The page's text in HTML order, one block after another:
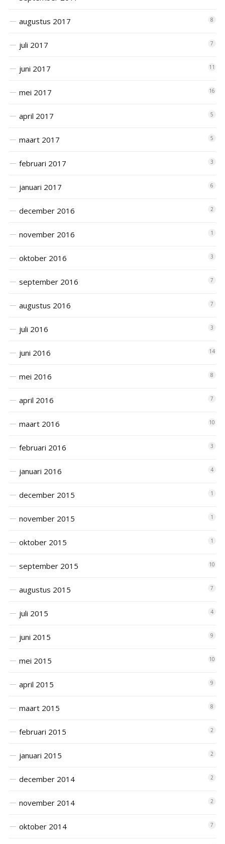
augustus 2017 8
juli 2017 7
juni 2017 11
mei 2017 16
april 2017 5
maart 2017 5
februari 2017 3
januari 2017 6
december 2016 2
november 2016 1
oktober 2016 3
september 2016 7
augustus 2016 7
juli 2016 3
juni 2016 14
mei 2016 8
april 2016 7
maart 2016 10
februari 2016 3
januari 2016 4
december 2015 1
november 2015 1
oktober 2015 1
september 2015 10
augustus 2015 7
juli 2015 4
juni 2015 9
mei 2015 10
april 2015 9
maart 2015 8
februari 2015 2
januari 2015 2
december 2014 2
november 2014 2
oktober 2014 7